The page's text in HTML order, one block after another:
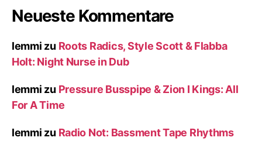
Neueste Kommentare
lemmi zu Roots Radics, Style Scott & Flabba
Holt: Night Nurse in Dub
lemmi zu Pressure Busspipe & Zion I Kings: All
For A Time
lemmi zu Radio Not: Bassment Tape Rhythms